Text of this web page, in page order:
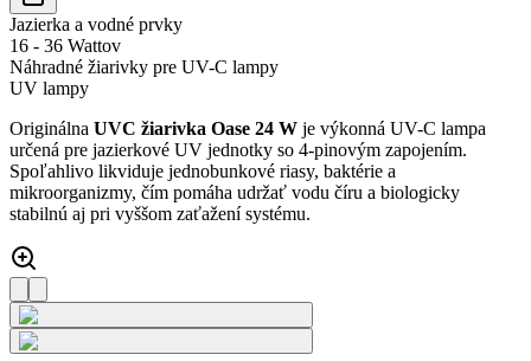
Jazierka a vodné prvky
16 - 36 Wattov
Náhradné žiarivky pre UV-C lampy
UV lampy
Originálna UVC žiarivka Oase 24 W je výkonná UV-C lampa
určená pre jazierkové UV jednotky so 4-pinovým zapojením.
Spoľahlivo likviduje jednobunkové riasy, baktérie a
mikroorganizmy, čím pomáha udržať vodu číru a biologicky
stabilnú aj pri vyššom zaťažení systému.